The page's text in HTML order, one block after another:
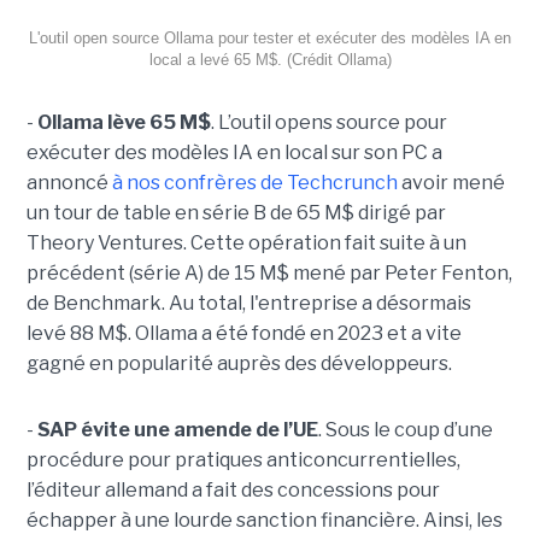
L'outil open source Ollama pour tester et exécuter des modèles IA en
local a levé 65 M$. (Crédit Ollama)
- Ollama lève 65 M$. L’outil opens source pour
exécuter des modèles IA en local sur son PC a
annoncé à nos confrères de Techcrunch avoir mené
un tour de table en série B de 65 M$ dirigé par
Theory Ventures. Cette opération fait suite à un
précédent (série A) de 15 M$ mené par Peter Fenton,
de Benchmark. Au total, l'entreprise a désormais
levé 88 M$. Ollama a été fondé en 2023 et a vite
gagné en popularité auprès des développeurs.
- SAP évite une amende de l’UE. Sous le coup d’une
procédure pour pratiques anticoncurrentielles,
l’éditeur allemand a fait des concessions pour
échapper à une lourde sanction financière. Ainsi, les